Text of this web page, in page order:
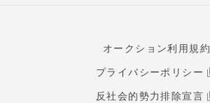
オークション利用規約
プライバシーポリシー
反社会的勢力排除宣言